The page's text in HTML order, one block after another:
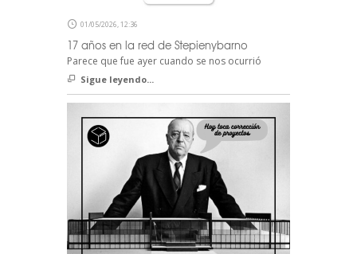
01/05/2026, 12:36
17 años en la red de Stepienybarno
Parece que fue ayer cuando se nos ocurrió
Sigue leyendo...